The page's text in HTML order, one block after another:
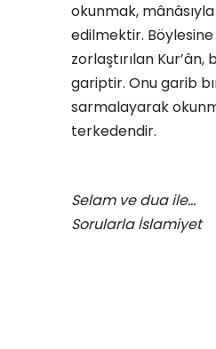
okunmak,
edilmektir. Böylesine
zorlaştırılan
gariptir. Onu garib
sarmalayarak
terkedendir.
Selam ve dua ile…
Sorularla İslamiyet